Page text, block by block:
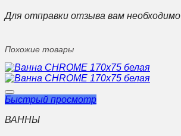
Для отправки отзыва вам необходимо
Похожие товары
Быстрый просмотр
ВАННЫ